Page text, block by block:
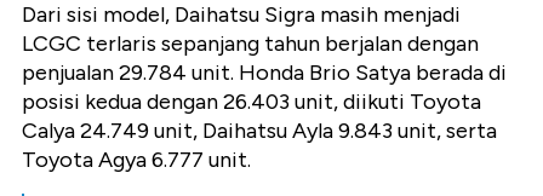
Dari sisi model, Daihatsu Sigra masih menjadi
LCGC terlaris sepanjang tahun berjalan dengan
penjualan 29.784 unit. Honda Brio Satya berada di
posisi kedua dengan 26.403 unit, diikuti Toyota
Calya 24.749 unit, Daihatsu Ayla 9.843 unit, serta
Toyota Agya 6.777 unit.